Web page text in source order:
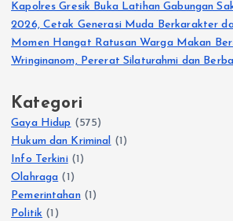
Kapolres Gresik Buka Latihan Gabungan
2026, Cetak Generasi Muda Berkarakter
Momen Hangat Ratusan Warga Makan
Wringinanom, Pererat Silaturahmi dan
Kategori
Gaya Hidup (575)
Hukum dan Kriminal (1)
Info Terkini(1)
Olahraga (1)
Pemerintahan(1)
Politik (1)